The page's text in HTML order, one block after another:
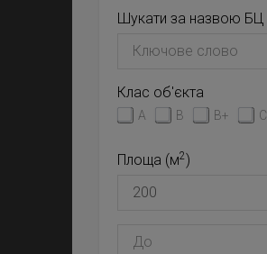
Шукати за назвою БЦ
Клас об'єкта
A B B+ C
Площа (м2)